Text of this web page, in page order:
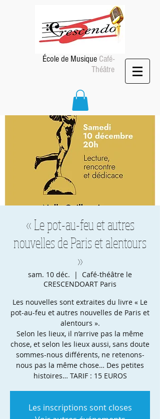
École de Musique Café-
Théâtre
« Le pot-au-feu et autres
nouvelles de Paris et alentours
»
sam. 10 déc.
  |
Café-théâtre le
CRESCENDOART Paris
Les nouvelles sont extraites du livre « Le
pot-au-feu et autres nouvelles de Paris et
alentours ».
Selon les lieux, il n’arrive pas la même
chose, et selon les lieux aussi, sans doute
sommes-nous différents, ne retenons-
nous pas la même chose… Des petites
histoires… TARIF : 15 EUROS
Les inscriptions sont closes